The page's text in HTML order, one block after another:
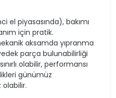
el piyasasında), bakımı
için pratik.
aksamda yıpranma
parça bulunabilirliği
olabilir, performansı
günümüz